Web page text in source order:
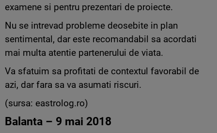
examene si pentru prezentari de proiecte.
Nu se intrevad probleme deosebite in plan
sentimental, dar este recomandabil sa acordati
mai multa atentie partenerului de viata.
Va sfatuim sa profitati de contextul favorabil de
azi, dar fara sa va asumati riscuri.
(sursa: eastrolog.ro)
Balanta – 9 mai 2018